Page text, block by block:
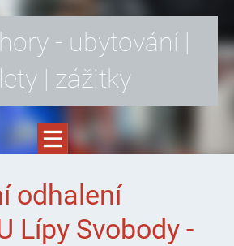
- ubytování |
| zážitky
odhalení
Lípy Svobody -